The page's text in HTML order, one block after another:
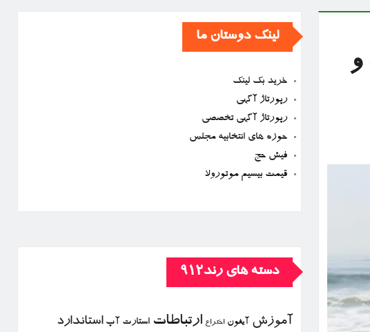
و
لینک دوستان ما
خرید بک لینک
رپورتاژ آگهی
رپورتاژ آگهی تخصصی
حوزه های انتخابیه مجلس
فیش حج
قیمت بیسیم موتورولا
دسته های رند912
آموزش آیفون اختراع ارتباطات استارت آپ استاندارد